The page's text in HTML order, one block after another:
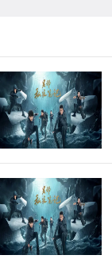
未曾料到最
尸蟞丸后将
梦碎，尸身